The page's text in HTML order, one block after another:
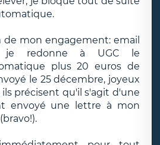
de mon engagement: email
je redonne à UGC le
plus 20 euros de
le 25 décembre, joyeux
ils précisent qu'il s'agit d'une
envoyé une lettre à mon